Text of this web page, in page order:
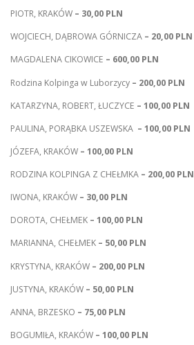
PIOTR, KRAKÓW – 30,00 PLN
WOJCIECH, DĄBROWA GÓRNICZA – 20,00 PLN
MAGDALENA CIKOWICE – 600,00 PLN
Rodzina Kolpinga w Luborzycy – 200,00 PLN
KATARZYNA, ROBERT, ŁUCZYCE – 100,00 PLN
PAULINA, PORĄBKA USZEWSKA – 100,00 PLN
JÓZEFA, KRAKÓW – 100,00 PLN
RODZINA KOLPINGA Z CHEŁMKA – 200,00 PLN
IWONA, KRAKÓW – 30,00 PLN
DOROTA, CHEŁMEK – 100,00 PLN
MARIANNA, CHEŁMEK – 50,00 PLN
KRYSTYNA, KRAKÓW – 200,00 PLN
JUSTYNA, KRAKÓW – 50,00 PLN
ANNA, BRZESKO – 75,00 PLN
BOGUMIŁA, KRAKÓW – 100,00 PLN